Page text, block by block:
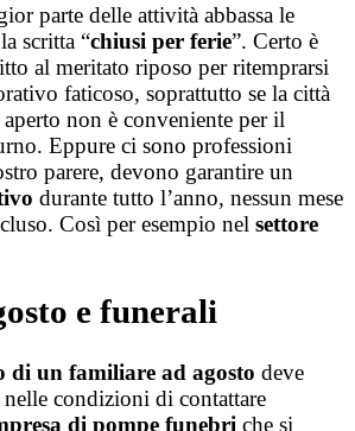
parte delle attività abbassa le
scritta “chiusi per ferie”. Certo è
al meritato riposo per ritemprarsi
faticoso, soprattutto se la città
non è conveniente per il
Eppure ci sono professioni
parere, devono garantire un
durante tutto l’anno, nessun mese
Così per esempio nel settore
e funerali
di un familiare ad agosto deve
nelle condizioni di contattare
di pompe funebri che si